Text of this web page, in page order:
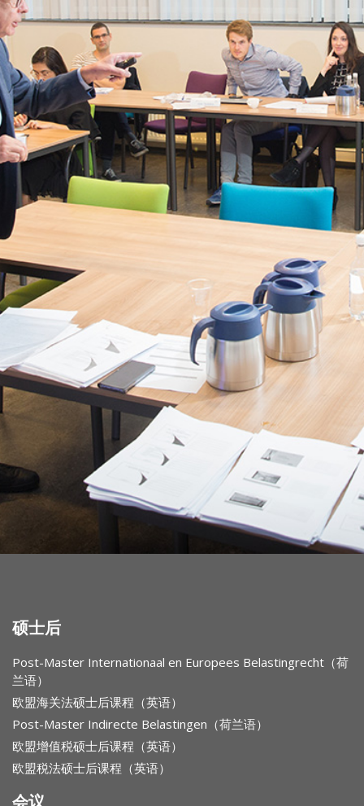
硕士后
Post-Master Internationaal en Europees Belastingrecht（荷
兰语）
欧盟海关法硕士后课程（英语）
Post-Master Indirecte Belastingen（荷兰语）
欧盟增值税硕士后课程（英语）
欧盟税法硕士后课程（英语）